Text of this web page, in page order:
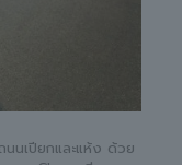
นนเปียกและแห้ง ด้วย